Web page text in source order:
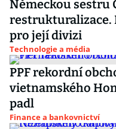
Německou sestru
restrukturalizace.
pro její divizi
Technologie a média
PPF rekordní
vietnamského
padl
Finance a bankovnictví